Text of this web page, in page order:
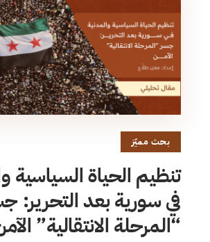
بحث مميّز
تنظيم الحياة السياسية
في سورية بعد التحرير:
“المرحلة الانتقالية”